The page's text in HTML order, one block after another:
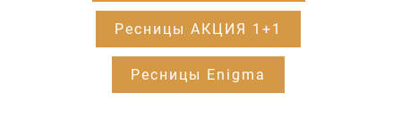
Ресницы АКЦИЯ 1+1
Ресницы Enigma